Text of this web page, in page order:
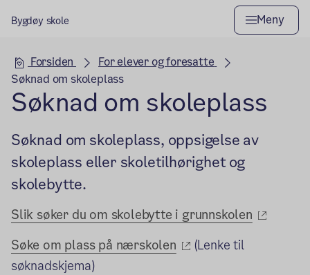
Bygdøy skole Meny
Hovedseksjon
Forsiden
For elever og foresatte
Søknad om skoleplass
Søknad om skoleplass
Søknad om skoleplass, oppsigelse av
skoleplass eller skoletilhørighet og
skolebytte.
Slik søker du om skolebytte i grunnskolen
Søke om plass på nærskolen
(ekstern lenke)
(Lenke til
søknadskjema)